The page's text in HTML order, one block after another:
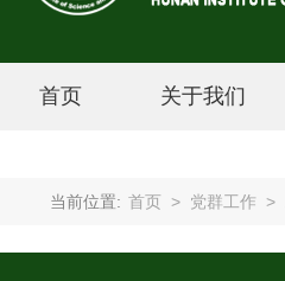
首页 关于我们
当前位置: 首页 > 党群工作 >